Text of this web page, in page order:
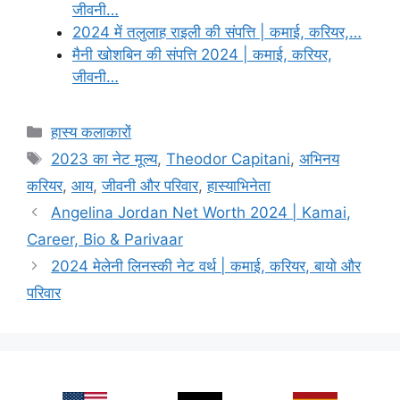
जीवनी…
2024 में तलुलाह राइली की संपत्ति | कमाई, करियर,…
मैनी खोशबिन की संपत्ति 2024 | कमाई, करियर,
जीवनी…
Categories
हास्य कलाकारों
Tags
2023 का नेट मूल्य,Theodor Capitani,अभिनय
करियर, आय,जीवनी और परिवार,हास्याभिनेता
Angelina Jordan Net Worth 2024 | Kamai,
Career, Bio & Parivaar
2024 मेलेनी लिनस्की नेट वर्थ | कमाई, करियर, बायो और
परिवार